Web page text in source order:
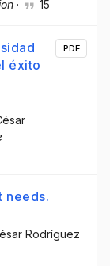
· 15
éxito
PDF
needs.
Rodríguez